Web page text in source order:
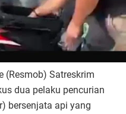
(Resmob) Satreskrim
dua pelaku pencurian
bersenjata api yang